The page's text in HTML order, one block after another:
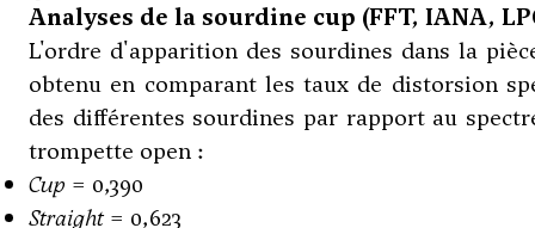
Analyses de la sourdine cup (FFT, IANA,
L'ordre d'apparition des sourdines dans la
obtenu en comparant les taux de distorsion
des différentes sourdines par rapport au
trompette open :
Cup = 0,390
Straight= 0,623